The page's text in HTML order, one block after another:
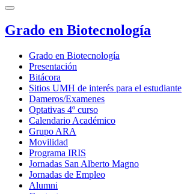
Grado en Biotecnología
Grado en Biotecnología
Presentación
Bitácora
Sitios UMH de interés para el estudiante
Dameros/Examenes
Optativas 4º curso
Calendario Académico
Grupo ARA
Movilidad
Programa IRIS
Jornadas San Alberto Magno
Jornadas de Empleo
Alumni